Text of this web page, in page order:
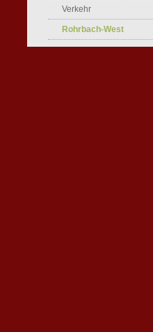
Verkehr
Rohrbach-West